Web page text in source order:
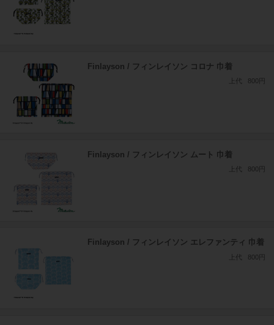
Finlayson / フィンレイソン コロナ 巾着
上代 800円
Finlayson / フィンレイソン ムート 巾着
上代 800円
Finlayson / フィンレイソン エレファンティ 巾着
上代 800円